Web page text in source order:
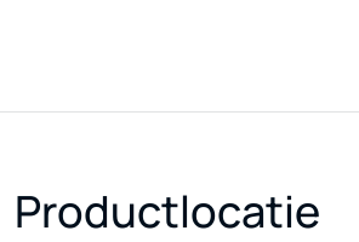
Productlocatie